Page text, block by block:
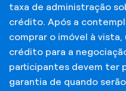
taxa de administração
crédito. Após a
comprar o imóvel à
crédito para a
participantes devem ter
garantia de quando